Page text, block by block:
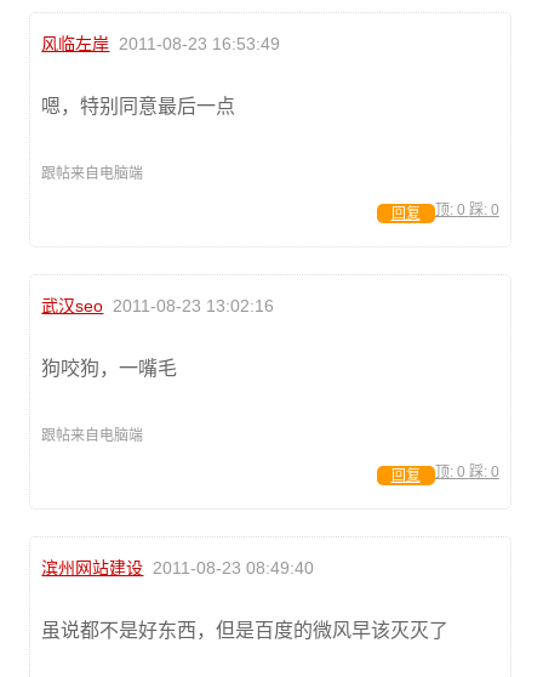
风临左岸 2011-08-23 16:53:49
嗯，特别同意最后一点
跟帖来自电脑端
顶: 0 踩: 0
回复
武汉seo 2011-08-23 13:02:16
狗咬狗，一嘴毛
跟帖来自电脑端
顶: 0 踩: 0
回复
滨州网站建设 2011-08-23 08:49:40
虽说都不是好东西，但是百度的微风早该灭灭了